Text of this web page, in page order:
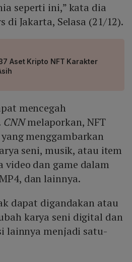
seperti ini,” kata dia
di Jakarta, Selasa (21/12).
Aset Kripto NFT Karakter
mencegah
CNNmelaporkan, NFT
menggambarkan
seni, musik, atau item
video dan game dalam
dan lainnya.
dapat digandakan atau
karya seni digital dan
lainnya menjadi satu-